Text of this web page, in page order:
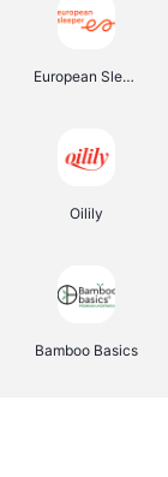
European Sleeper
Oilily
Bamboo Basics